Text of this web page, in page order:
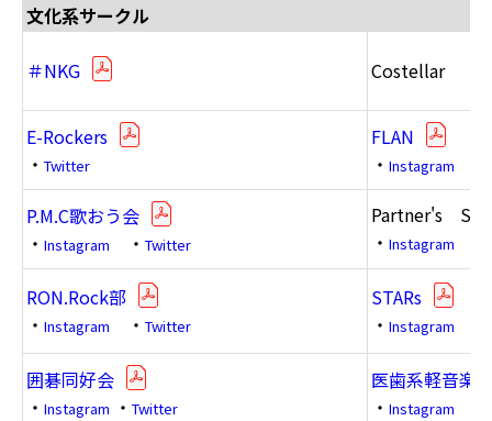
文化系サークル
＃NKG Costellar
E-Rockers
・ Twitter
FLAN
・ Instagram
P.M.C歌おう会
・ Instagram ・ Twitter
Partner's
・ Instagram
RON.Rock部
・ Instagram ・ Twitter
STARs
・ Instagram
囲碁同好会
・ Instagram ・ Twitter
医歯系軽音楽
・ Instagram